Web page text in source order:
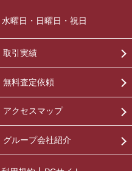
曜日・日曜日・祝日
取引実績
無料査定依頼
アクセスマップ
グループ会社紹介